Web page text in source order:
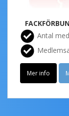
Antal
Mer info